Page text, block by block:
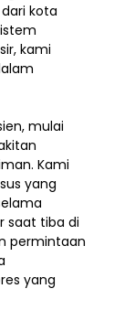
kota
kami
mulai
Kami
yang
saat tiba di
permintaan
yang